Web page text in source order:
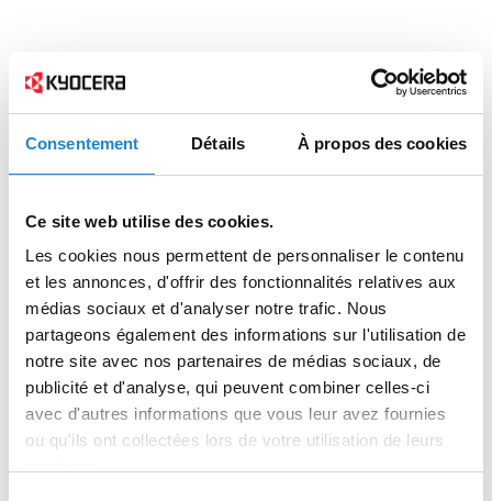
Consentement Détails À propos des cookies
Ce site web utilise des cookies.
Les cookies nous permettent de personnaliser le contenu
et les annonces, d'offrir des fonctionnalités relatives aux
médias sociaux et d'analyser notre trafic. Nous
partageons également des informations sur l'utilisation de
notre site avec nos partenaires de médias sociaux, de
publicité et d'analyse, qui peuvent combiner celles-ci
avec d'autres informations que vous leur avez fournies
ou qu'ils ont collectées lors de votre utilisation de leurs